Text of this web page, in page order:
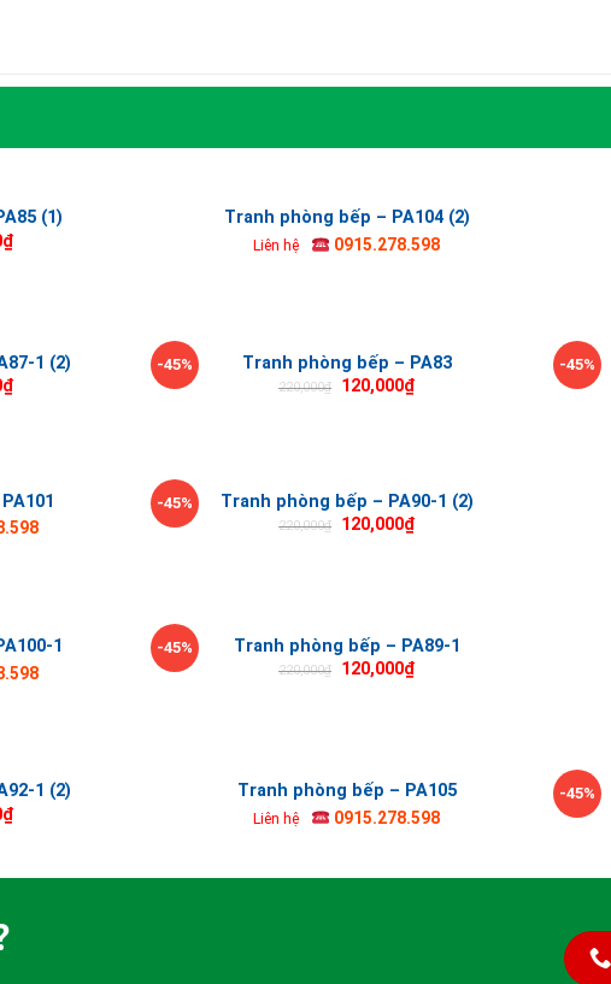
(1)
₫
Tranh phòng bếp – PA104 (2)
Liên hệ 0915.278.598
1 (2)
₫
-45% Tranh phòng bếp – PA83
220,000₫ 120,000₫
-45%
-45% Tranh phòng bếp – PA90-1 (2)
220,000₫ 120,000₫
1 -45% Tranh phòng bếp – PA89-1
220,000₫ 120,000₫
1 (2)
₫
Tranh phòng bếp – PA105
Liên hệ 0915.278.598
-45%